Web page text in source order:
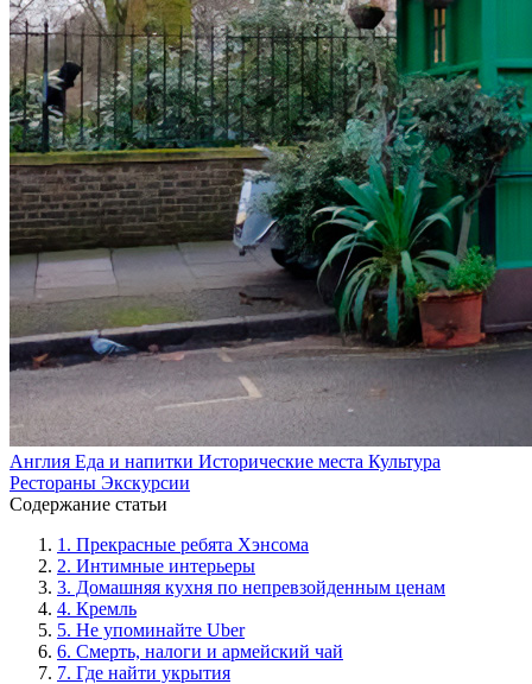
Англия Еда и напитки Исторические места Культура
Рестораны Экскурсии
Содержание статьи
1. Прекрасные ребята Хэнсома
2. Интимные интерьеры
3. Домашняя кухня по непревзойденным ценам
4. Кремль
5. Не упоминайте Uber
6. Смерть, налоги и армейский чай
7. Где найти укрытия